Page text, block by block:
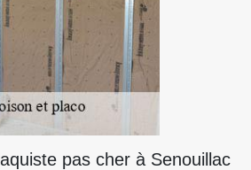
pas cher à Senouillac